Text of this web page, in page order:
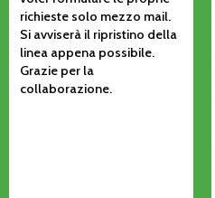
richieste solo mezzo mail.
Si avviserà il ripristino della
linea appena possibile.
Grazie per la
collaborazione.